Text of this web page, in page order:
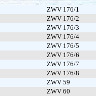
ZWV 176/1
ZWV 176/2
ZWV 176/3
ZWV 176/4
ZWV 176/5
ZWV 176/6
ZWV 176/7
ZWV 176/8
ZWV 59
ZWV 60